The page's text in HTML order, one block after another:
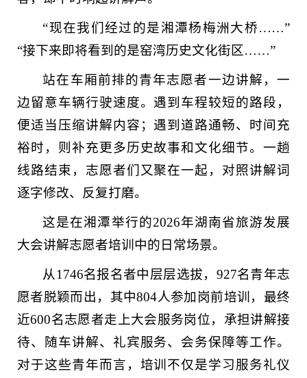
“现在我们经过的是湘潭杨梅洲大桥……”
“接下来即将看到的是窑湾历史文化街区……”
站在车厢前排的青年志愿者一边讲解，一
边留意车辆行驶速度。遇到车程较短的路段，
便适当压缩讲解内容；遇到道路通畅、时间充
裕时，则补充更多历史故事和文化细节。一趟
线路结束，志愿者们又聚在一起，对照讲解词
逐字修改、反复打磨。
这是在湘潭举行的2026年湖南省旅游发展
大会讲解志愿者培训中的日常场景。
从1746名报名者中层层选拔，927名青年志
愿者脱颖而出，其中804人参加岗前培训，最终
近600名志愿者走上大会服务岗位，承担讲解接
待、随车讲解、礼宾服务、会务保障等工作。
对于这些青年而言，培训不仅是学习服务礼仪